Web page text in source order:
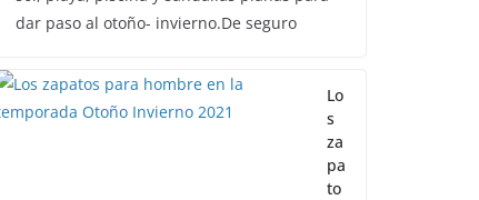
dar paso al otoño- invierno.De seguro
Lo
s
za
pa
to